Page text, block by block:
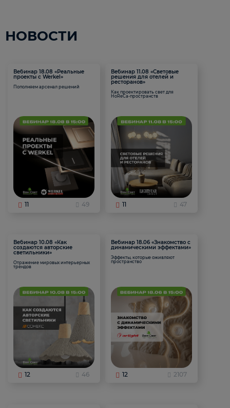
НОВОСТИ
Вебинар 18.08 «Реальные
проекты с Werkel»
Пополняем арсенал решений
11 49
Вебинар 11.08 «Световые
решения для отелей и
ресторанов»
Как проектировать свет для
HoReCa-пространств
11 47
Вебинар 10.08 «Как
создаются авторские
светильники»
Отражение мировых интерьерных
трендов
12 46
Вебинар 18.06 «Знакомство с
динамическими эффектами»
Эффекты, которые оживляют
пространство
12 2107